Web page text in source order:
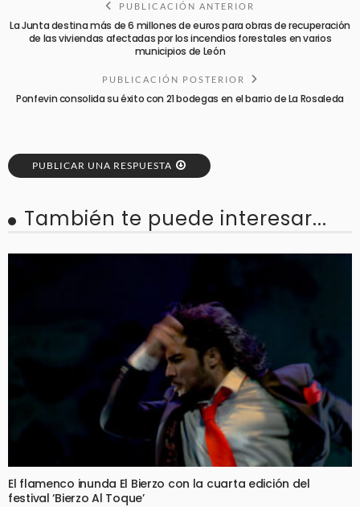
PUBLICACIÓN ANTERIOR
La Junta destina más de 6 millones de euros para obras de recuperación
de las viviendas afectadas por los incendios forestales en varios
municipios de León
PUBLICACIÓN POSTERIOR
Ponfevin consolida su éxito con 21 bodegas en el barrio de La Rosaleda
PUBLICAR UNA RESPUESTA
También te puede interesar...
El flamenco inunda El Bierzo con la cuarta edición del
festival ‘Bierzo Al Toque’